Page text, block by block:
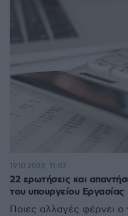
22 ερωτήσεις και
του υπουργείου Εργασίας
Ποιες αλλαγές φέρνει
19.10.2023, 11:07